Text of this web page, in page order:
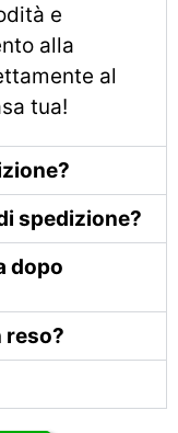
e
alla
al
tua!
spedizione?
dopo
reso?